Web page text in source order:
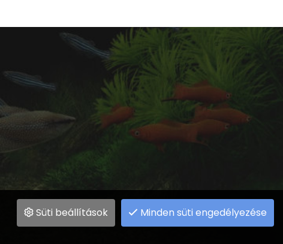
Süti beállítások Minden süti engedélyezése